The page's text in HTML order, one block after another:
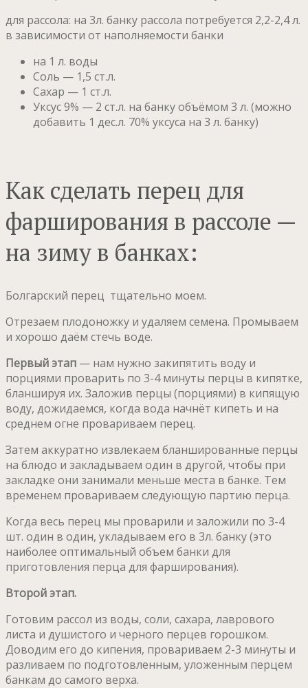
для рассола: на 3л. банку рассола потребуется 2,2-2,4 л.
в зависимости от наполняемости банки
на 1 л. воды
Соль — 1,5 ст.л.
Сахар — 1 ст.л.
Уксус 9% — 2 ст.л. на банку объёмом 3 л. (можно
добавить 1 дес.л. 70% уксуса на 3 л. банку)
Как сделать перец для
фарширования в рассоле —
на зиму в банках:
Болгарский перец тщательно моем.
Отрезаем плодоножку и удаляем семена. Промываем
и хорошо даём стечь воде.
Первый этап — нам нужно закипятить воду и
порциями проварить по 3-4 минуты перцы в кипятке,
бланшируя их. Заложив перцы (порциями) в кипящую
воду, дожидаемся, когда вода начнёт кипеть и на
среднем огне провариваем перец.
Затем аккуратно извлекаем бланшированные перцы
на блюдо и закладываем один в другой, чтобы при
закладке они занимали меньше места в банке. Тем
временем провариваем следующую партию перца.
Когда весь перец мы проварили и заложили по 3-4
шт. один в один, укладываем его в 3л. банку (это
наиболее оптимальный объем банки для
приготовления перца для фарширования).
Второй этап.
Готовим рассол из воды, соли, сахара, лаврового
листа и душистого и черного перцев горошком.
Доводим его до кипения, провариваем 2-3 минуты и
разливаем по подготовленным, уложенным перцем
банкам до самого верха.